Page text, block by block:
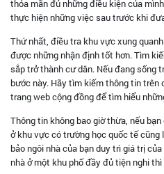
thỏa mãn đủ những điều kiện của
thực hiện những việc sau trước khi
Thứ nhất, điều tra khu vực xung
được những nhận định tốt hơn. Tìm
sắp trở thành cư dân. Nếu đang sống
bước này. Hãy tìm kiếm thông tin trên
trang web cộng đồng để tìm hiểu
Thông tin không bao giờ thừa, nếu
ở khu vực có trường học quốc tế
bảo ngôi nhà của bạn duy trì giá trị
nhà ở một khu phố đầy đủ tiện nghi